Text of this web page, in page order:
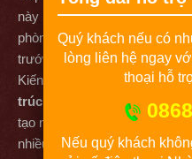
này kiến trúc sư chủ trì sẽ
phòng thiết kế của công ty và
trước khi gửi cho khách
Kiến Sang để khách hàng có
trúc ưng ý nhất. Vì đây là
tạo nên cần kiến trúc sư có
nhiều hạng mục công trình
Quý khách nếu có
lòng liên hệ ngay
thoại hỗ
Nếu quý khách